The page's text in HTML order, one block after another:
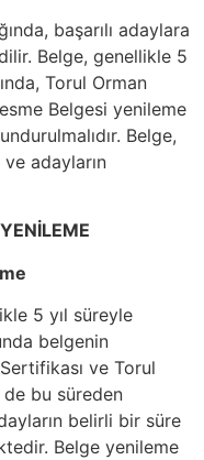
başarılı adaylara
Belge, genellikle 5
Torul Orman
Belgesi yenileme
Belge,
adayların
5 yıl süreyle
belgenin
ve Torul
bu süreden
belirli bir süre
Belge yenileme